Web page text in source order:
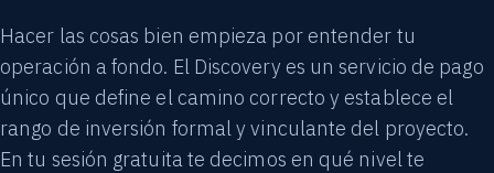
Hacer las cosas bien empieza por entender tu
operación a fondo. El Discovery es un servicio de pago
único que define el camino correcto y establece el
rango de inversión formal y vinculante del proyecto.
En tu sesión gratuita te decimos en qué nivel te